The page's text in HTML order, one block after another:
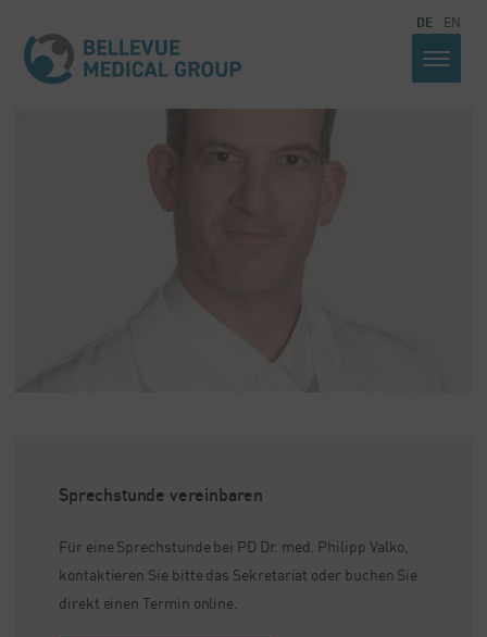
DE EN
Sprechstunde vereinbaren
Für eine Sprechstunde bei PD Dr. med. Philipp Valko,
kontaktieren Sie bitte das Sekretariat oder buchen Sie
direkt einen Termin online.